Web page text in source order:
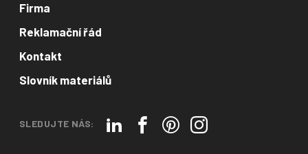
Firma
Reklamační řád
Kontakt
Slovník materiálů
SLEDUJTE NÁS: